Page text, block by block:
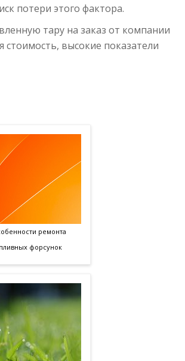
потери этого фактора.
тару на заказ от компании
высокие показатели
ремонта
форсунок